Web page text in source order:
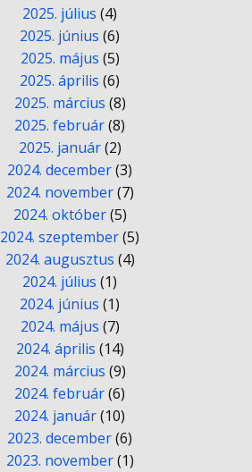
2025. július (4)
2025. június (6)
2025. május (5)
2025. április (6)
2025. március (8)
2025. február(8)
2025. január(2)
2024. december(3)
2024. november(7)
2024. október(5)
2024. szeptember(5)
2024. augusztus (4)
2024. július (1)
2024. június (1)
2024. május (7)
2024. április (14)
2024. március (9)
2024. február(6)
2024. január(10)
2023. december(6)
2023. november(1)